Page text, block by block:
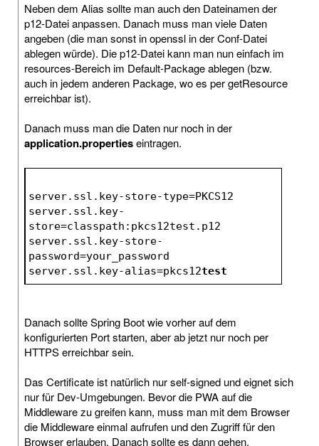
Neben dem Alias sollte man auch den Dateinamen der
p12-Datei anpassen. Danach muss man viele Daten
angeben (die man sonst in openssl in der Conf-Datei
ablegen würde). Die p12-Datei kann man nun einfach im
resources-Bereich im Default-Package ablegen (bzw.
auch in jedem anderen Package, wo es per getResource
erreichbar ist).
Danach muss man die Daten nur noch in der
application.propertieseintragen.
server.ssl.key-store-type=PKCS12
server.ssl.key-
store=classpath:pkcs12test.p12
server.ssl.key-store-
password=your_password
server.ssl.key-alias=pkcs12test
Danach sollte Spring Boot wie vorher auf dem
konfigurierten Port starten, aber ab jetzt nur noch per
HTTPS erreichbar sein.
Das Certificate ist natürlich nur self-signed und eignet sich
nur für Dev-Umgebungen. Bevor die PWA auf die
Middleware zu greifen kann, muss man mit dem Browser
die Middleware einmal aufrufen und den Zugriff für den
Browser erlauben. Danach sollte es dann gehen.